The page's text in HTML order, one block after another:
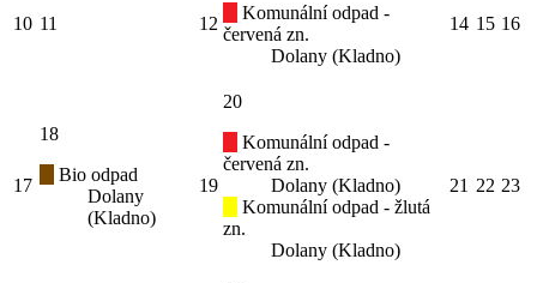
10 11 12
Komunální odpad -
červená zn.
Dolany (Kladno)
14 15 16
17
18
Bio odpad
Dolany
(Kladno)
19
20
Komunální odpad -
červená zn.
Dolany (Kladno)
Komunální odpad - žlutá
zn.
Dolany (Kladno)
21 22 23